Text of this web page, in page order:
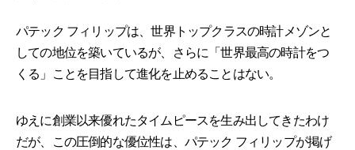
パテック フィリップは、世界トップクラスの時計メゾンと
しての地位を築いているが、さらに「世界最高の時計をつ
くる」ことを目指して進化を止めることはない。
ゆえに創業以来優れたタイムピースを生み出してきたわけ
だが、この圧倒的な優位性は、パテック フィリップが掲げ